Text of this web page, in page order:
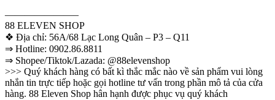
———————–
88 ELEVEN SHOP
❖ Địa chỉ: 56A/68 Lạc Long Quân – P3 – Q11
⇒ Hotline: 0902.86.8811
⇒ Shopee/Tiktok/Lazada: @88elevenshop
>>> Quý khách hàng có bất kì thắc mắc nào về sản phẩm vui lòng
nhắn tin trực tiếp hoặc gọi hotline tư vấn trong phần mô tả của cửa
hàng. 88 Eleven Shop hân hạnh được phục vụ quý khách